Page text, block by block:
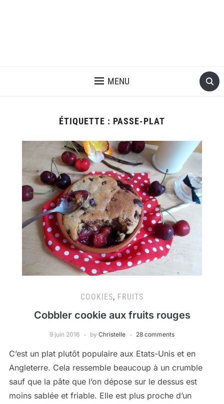
MENU
ÉTIQUETTE : PASSE-PLAT
COOKIES, FRUITS
Cobbler cookie aux fruits rouges
9 juin 2016 by Christelle 28 comments
C’est un plat plutôt populaire aux Etats-Unis et en
Angleterre. Cela ressemble beaucoup à un crumble
sauf que la pâte que l’on dépose sur le dessus est
moins sablée et friable. Elle est plus proche d’un